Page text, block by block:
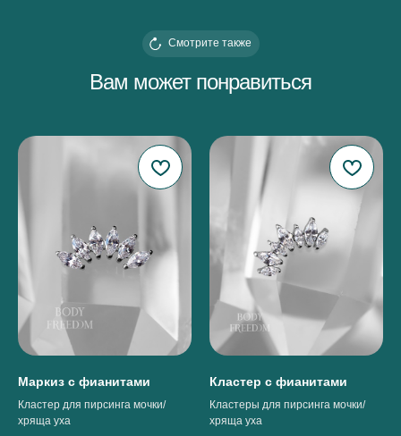
Вам может понравиться
Смотрите также
Маркиз с фианитами
Кластер для пирсинга мочки/
хряща уха
Кластер с фианитами
Кластеры для пирсинга мочки/
хряща уха